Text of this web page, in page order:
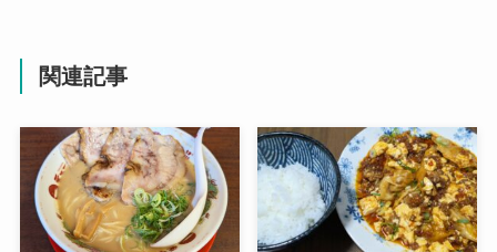
関連記事